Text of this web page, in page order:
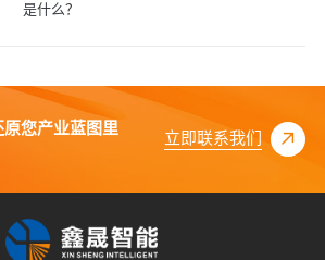
是什么？
您产业蓝图里
立即联系我们